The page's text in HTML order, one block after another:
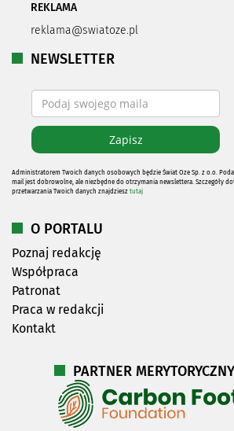
REKLAMA
reklama@swiatoze.pl
NEWSLETTER
Administratorem Twoich danych osobowych będzie Świat Oze Sp. z o.o.
mail jest dobrowolne, ale niezbędne do otrzymania newslettera. Szczegóły
przetwarzania Twoich danych znajdziesz tutaj
O PORTALU
Poznaj redakcję
Współpraca
Patronat
Praca w redakcji
Kontakt
PARTNER